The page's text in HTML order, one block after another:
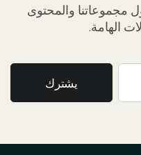
مجموعاتنا والمحتوى
الهامة.